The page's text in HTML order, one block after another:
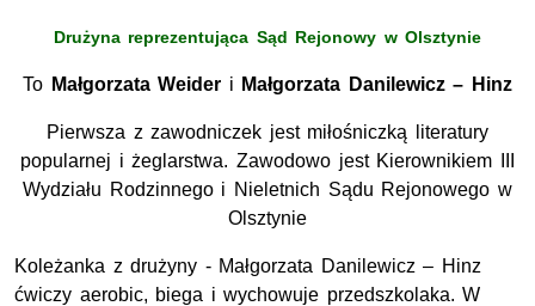
Drużyna reprezentująca Sąd Rejonowy w Olsztynie
To Małgorzata Weider i Małgorzata Danilewicz – Hinz
Pierwsza z zawodniczek jest miłośniczką literatury
popularnej i żeglarstwa. Zawodowo jest Kierownikiem III
Wydziału Rodzinnego i Nieletnich Sądu Rejonowego w
Olsztynie
Koleżanka z drużyny - Małgorzata Danilewicz – Hinz
ćwiczy aerobic, biega i wychowuje przedszkolaka. W